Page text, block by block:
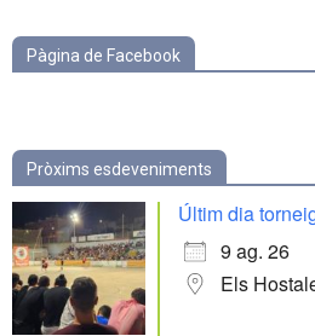
Pàgina de Facebook
Pròxims esdeveniments
Últim dia
9 ag. 26
Els